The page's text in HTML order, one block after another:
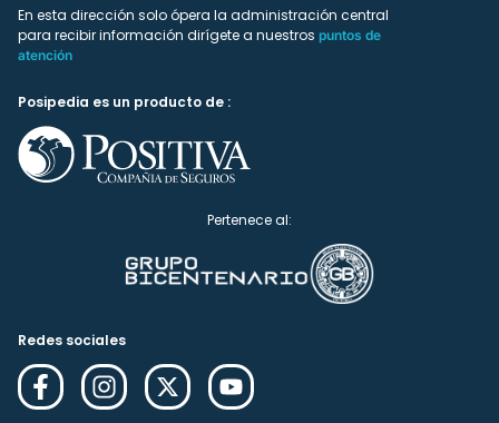
En esta dirección solo ópera la administración central
para recibir información dirígete a nuestros puntos de
atención
Posipedia es un producto de :
Pertenece al:
Redes sociales